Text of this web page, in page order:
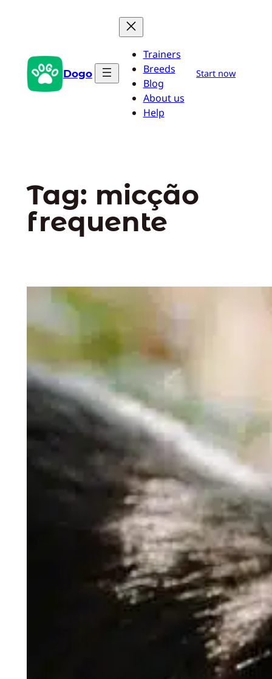
conteúdo Dogo
Trainers
Breeds
Blog
About us
Help
Start now
Tag: micção
frequente